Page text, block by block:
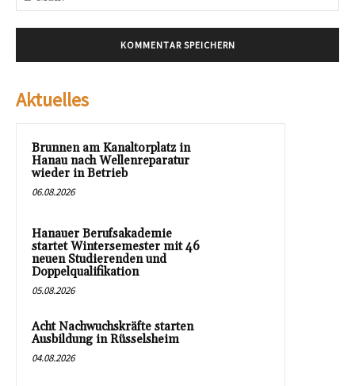
Aktuelles
Brunnen am Kanaltorplatz in
Hanau nach Wellenreparatur
wieder in Betrieb
06.08.2026
Hanauer Berufsakademie
startet Wintersemester mit 46
neuen Studierenden und
Doppelqualifikation
05.08.2026
Acht Nachwuchskräfte starten
Ausbildung in Rüsselsheim
04.08.2026